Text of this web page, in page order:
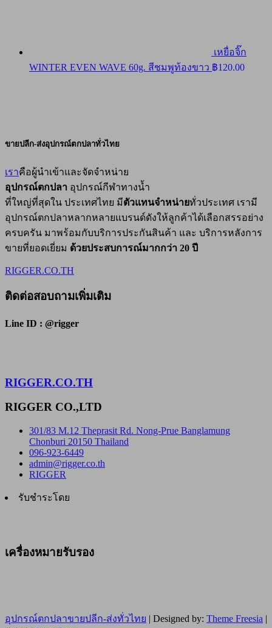
เหยื่อจิ๊ก
WINTER EVEN WAVE 60g. สีชมพูท้องขาว ฿120.00
ขายปลีก-ส่งอุปกรณ์ตกปลาทั่วไทย
เราคือผู้นำเข้าและจัดจำหน่าย
อุปกรณ์ตกปลา อุปกรณ์กีฬาทางน้ำ
ที่ใหญ่ที่สุดใน ประเทศไทย มีตัวแทนจำหน่ายทั่วประเทศ เรามี
อุปกรณ์ตกปลาหลากหลายแบรนด์ดังให้ลูกค้าได้เลือกสรรอย่าง
ครบครัน มาพร้อมกับบริการประกันสินค้า และ บริการหลังการ
ขายที่ยอดเยี่ยม ด้วยประสบการณ์มากกว่า 20 ปี
RIGGER.CO.TH
ติดต่อสอบถามเพิ่มเติม
Line ID : @rigger
RIGGER.CO.TH
RIGGER CO.,LTD
301/83 M.12 Theprasit Rd. Nong-Prue Banglamung
Chonburi 20150 Thailand
096-923-6449
admin@rigger.co.th
RIGGER
รับชำระโดย
เครื่องหมายรับรอง
อุปกรณ์ตกปลาขายปลีก-ส่งทั่วไทย | Designed by: Theme Freesia |